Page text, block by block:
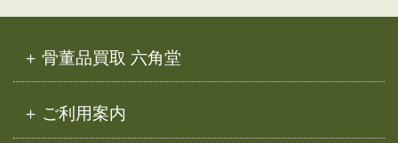
骨董品買取 六角堂
ご利用案内